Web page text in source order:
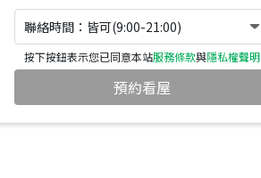
聯絡時間：皆可(9:00-21:00)
按下按鈕表示您已同意本站服務條款與隱私權聲明
預約看屋